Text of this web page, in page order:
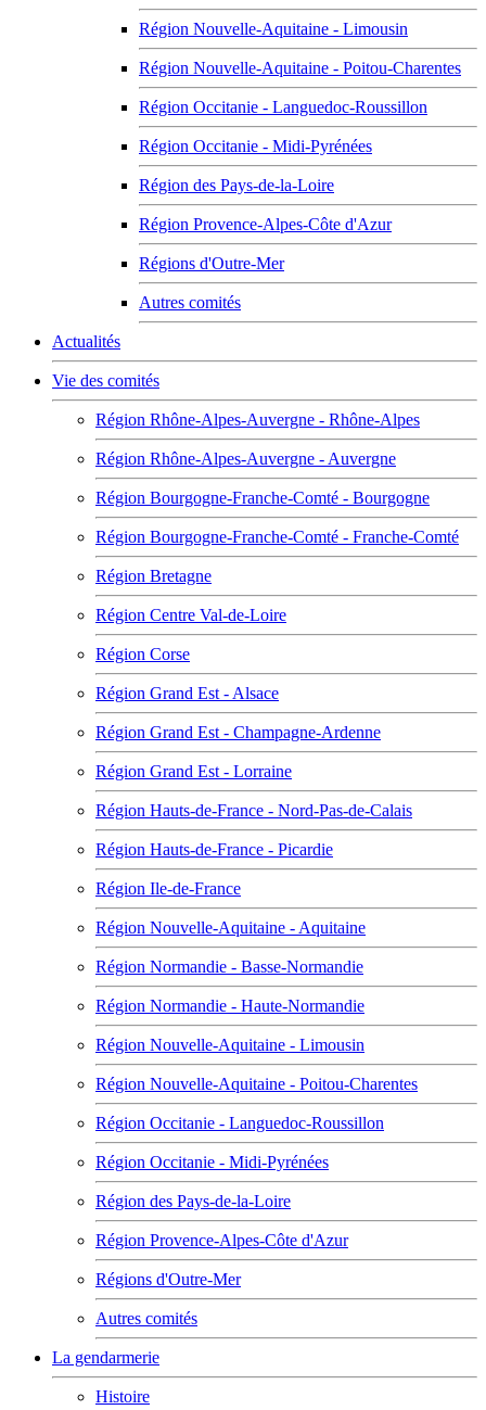
Région Nouvelle-Aquitaine - Limousin
Région Nouvelle-Aquitaine - Poitou-Charentes
Région Occitanie - Languedoc-Roussillon
Région Occitanie - Midi-Pyrénées
Région des Pays-de-la-Loire
Région Provence-Alpes-Côte d'Azur
Régions d'Outre-Mer
Autres comités
Actualités
Vie des comités
Région Rhône-Alpes-Auvergne - Rhône-Alpes
Région Rhône-Alpes-Auvergne - Auvergne
Région Bourgogne-Franche-Comté - Bourgogne
Région Bourgogne-Franche-Comté - Franche-Comté
Région Bretagne
Région Centre Val-de-Loire
Région Corse
Région Grand Est - Alsace
Région Grand Est - Champagne-Ardenne
Région Grand Est - Lorraine
Région Hauts-de-France - Nord-Pas-de-Calais
Région Hauts-de-France - Picardie
Région Ile-de-France
Région Nouvelle-Aquitaine - Aquitaine
Région Normandie - Basse-Normandie
Région Normandie - Haute-Normandie
Région Nouvelle-Aquitaine - Limousin
Région Nouvelle-Aquitaine - Poitou-Charentes
Région Occitanie - Languedoc-Roussillon
Région Occitanie - Midi-Pyrénées
Région des Pays-de-la-Loire
Région Provence-Alpes-Côte d'Azur
Régions d'Outre-Mer
Autres comités
La gendarmerie
Histoire